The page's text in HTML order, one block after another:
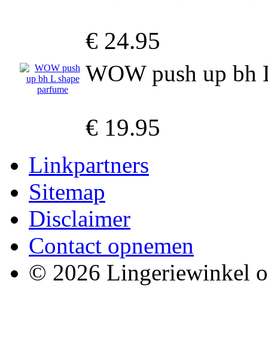
€ 24.95
WOW push up bh
€ 19.95
Linkpartners
Sitemap
Disclaimer
Contact opnemen
© 2026 Lingeriewinkel